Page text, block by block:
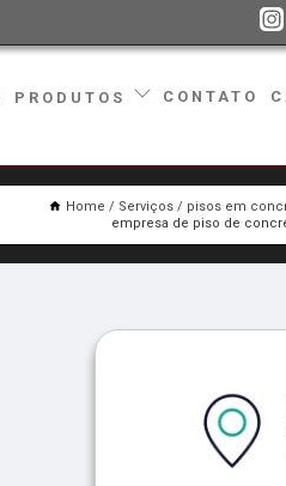
PRODUTOS CONTATO
Home Serviços pisos em
empresa de piso de